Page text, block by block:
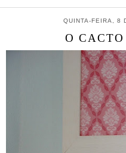
QUINTA-FEIRA, 8
O